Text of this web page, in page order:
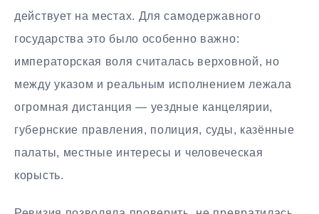
действует на местах. Для самодержавного
государства это было особенно важно:
императорская воля считалась верховной, но
между указом и реальным исполнением лежала
огромная дистанция — уездные канцелярии,
губернские правления, полиция, суды, казённые
палаты, местные интересы и человеческая
корысть.